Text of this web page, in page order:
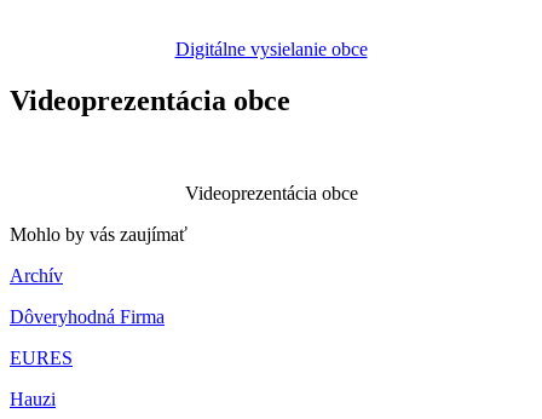
Digitálne vysielanie obce
Videoprezentácia obce
Videoprezentácia obce
Mohlo by vás zaujímať
Archív
Dôveryhodná Firma
EURES
Hauzi